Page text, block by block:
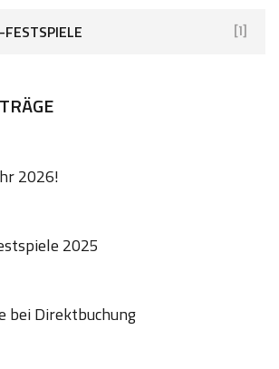
[1]
2026!
2025
bei Direktbuchung